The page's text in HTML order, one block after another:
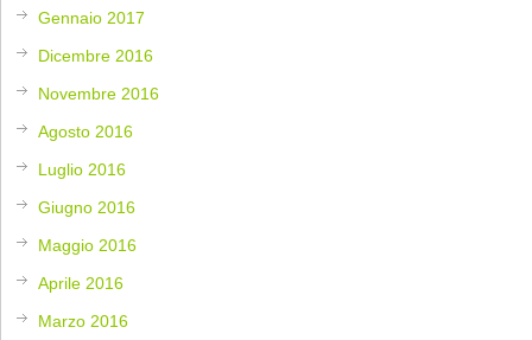
Gennaio 2017
Dicembre 2016
Novembre 2016
Agosto 2016
Luglio 2016
Giugno 2016
Maggio 2016
Aprile 2016
Marzo 2016